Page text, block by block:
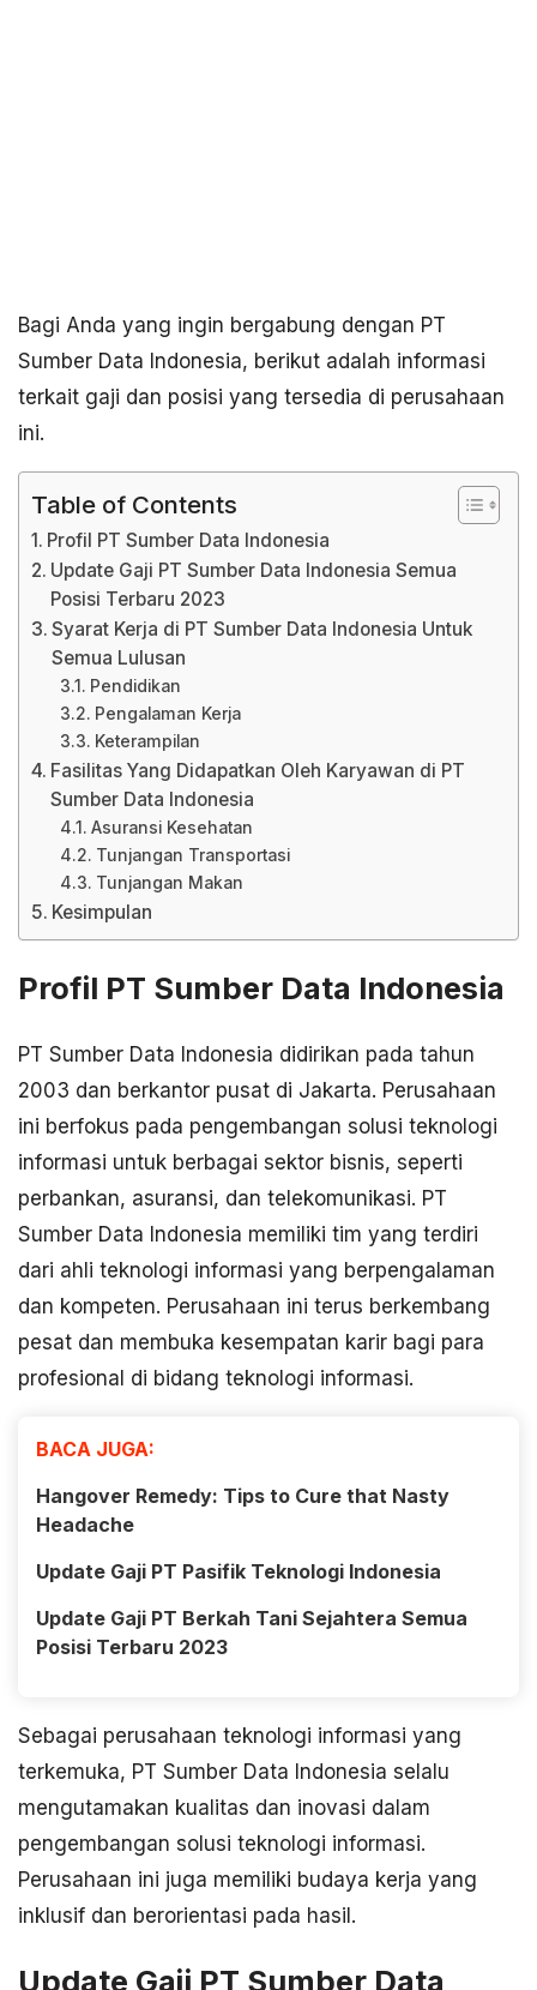
Bagi Anda yang ingin bergabung dengan PT
Sumber Data Indonesia, berikut adalah informasi
terkait gaji dan posisi yang tersedia di perusahaan
ini.
Table of Contents
Profil PT Sumber Data Indonesia
Update Gaji PT Sumber Data Indonesia Semua
Posisi Terbaru 2023
Syarat Kerja di PT Sumber Data Indonesia Untuk
Semua Lulusan
Pendidikan
Pengalaman Kerja
Keterampilan
Fasilitas Yang Didapatkan Oleh Karyawan di PT
Sumber Data Indonesia
Asuransi Kesehatan
Tunjangan Transportasi
Tunjangan Makan
Kesimpulan
Profil PT Sumber Data Indonesia
PT Sumber Data Indonesia didirikan pada tahun
2003 dan berkantor pusat di Jakarta. Perusahaan
ini berfokus pada pengembangan solusi teknologi
informasi untuk berbagai sektor bisnis, seperti
perbankan, asuransi, dan telekomunikasi. PT
Sumber Data Indonesia memiliki tim yang terdiri
dari ahli teknologi informasi yang berpengalaman
dan kompeten. Perusahaan ini terus berkembang
pesat dan membuka kesempatan karir bagi para
profesional di bidang teknologi informasi.
BACA JUGA:
Hangover Remedy: Tips to Cure that Nasty
Headache
Update Gaji PT Pasifik Teknologi Indonesia
Update Gaji PT Berkah Tani Sejahtera Semua
Posisi Terbaru 2023
Sebagai perusahaan teknologi informasi yang
terkemuka, PT Sumber Data Indonesia selalu
mengutamakan kualitas dan inovasi dalam
pengembangan solusi teknologi informasi.
Perusahaan ini juga memiliki budaya kerja yang
inklusif dan berorientasi pada hasil.
Update Gaji PT Sumber Data